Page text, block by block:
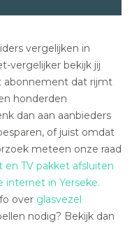
vergelijken in
vergelijker bekijk jij
abonnement dat rijmt
honderden
dan aan aanbieders
of juist omdat
meteen onze raad
TV pakket afsluiten
internet in Yerseke.
over glasvezel
nodig? Bekijk dan